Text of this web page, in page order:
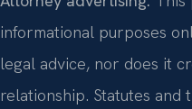
informational purposes
legal advice, nor does it
relationship. Statutes